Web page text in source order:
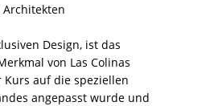
Design, ist das
von Las Colinas
Kurs auf die speziellen
angepasst wurde und